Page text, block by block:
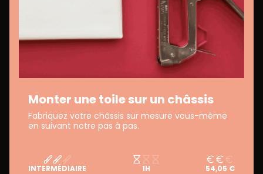
Monter une toile sur un châssis
Fabriquez votre châssis sur mesure vous-même
en suivant notre pas à pas.
INTERMÉDIAIRE 1H 54,05 €